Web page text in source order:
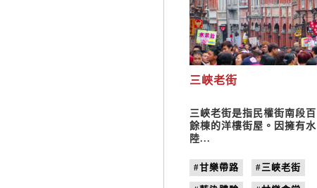
三峽老街
三峽老街是指民權街南段百
餘棟的洋樓街屋。因擁有水
陸...
#甘樂帶路 #三峽老街